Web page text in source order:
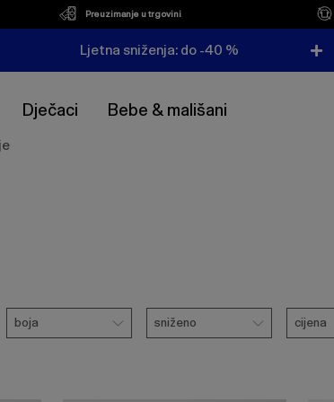
Preuzimanje u trgovini
Ljetna sniženja: do -40 %
Dječaci Bebe & mališani
Boja
boja
Sniženo
sniženo
Cijena
cijena